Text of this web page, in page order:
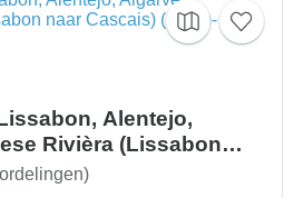
Alentejo,
Rivièra (Lissabon